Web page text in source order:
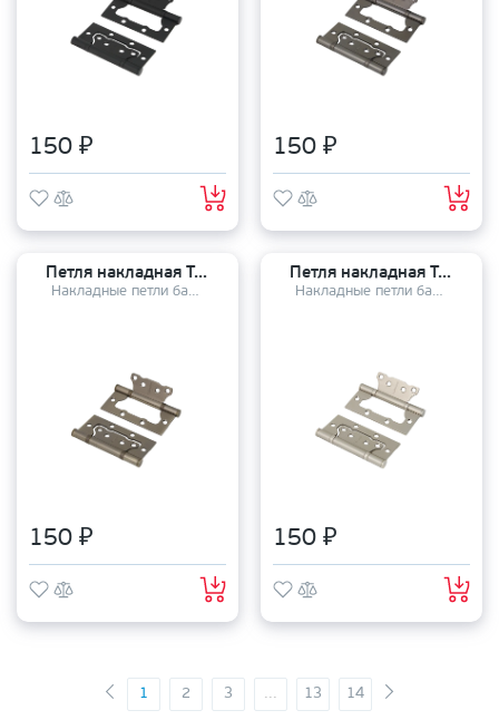
150 ₽ 150 ₽
Петля накладная TANDOOR TD100-2S steel (100*75*2,5) AB
Накладные петли бабочки
150 ₽
Петля накладная TANDOOR TD100-2S steel (100*75*2,5) SN
Накладные петли бабочки
150 ₽
1 2 3 ... 13 14